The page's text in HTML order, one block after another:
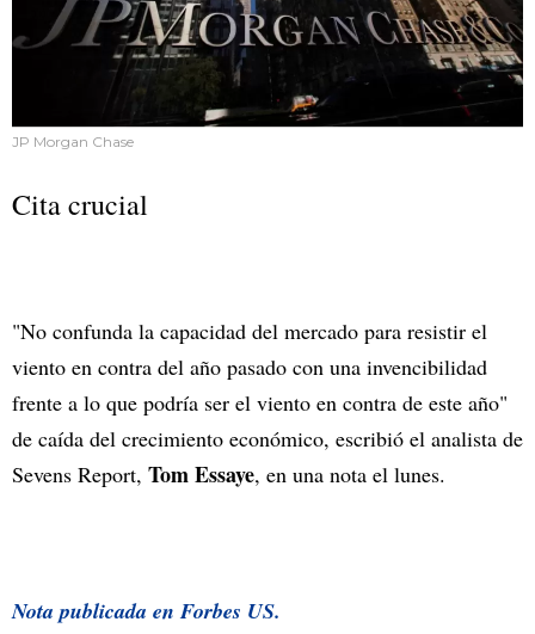
JP Morgan Chase
Cita crucial
"No confunda la capacidad del mercado para resistir el
viento en contra del año pasado con una invencibilidad
frente a lo que podría ser el viento en contra de este año"
de caída del crecimiento económico, escribió el analista de
Sevens Report, Tom Essaye, en una nota el lunes.
Nota publicada en Forbes US.